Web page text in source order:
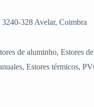
328 Avelar, Coimbra
de aluminho, Estores
Estores térmicos,